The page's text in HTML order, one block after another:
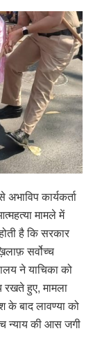
कार्यकर्ता
मामले में
है कि सरकार
सर्वोच्च
ने याचिका को
हुए, मामला
बाद लावण्या को
न्याय की आस जगी